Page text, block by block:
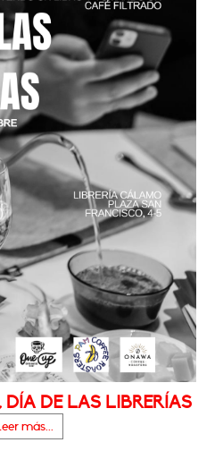
DÍA DE LAS LIBRERÍAS
más...